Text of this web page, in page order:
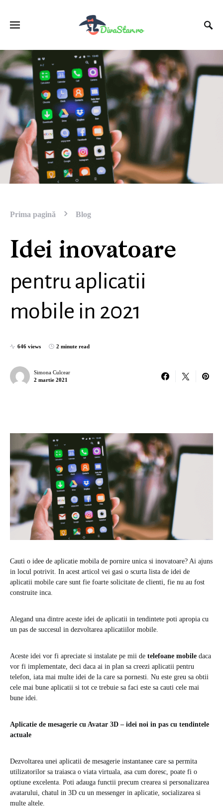
Prima pagină Blog
Idei inovatoare
pentru aplicatii
mobile in 2021
646 views 2 minute read
Simona Culcear
2 martie 2021
Cauti o idee de aplicatie mobila de pornire unica si inovatoare? Ai ajuns
in locul potrivit. In acest articol vei gasi o scurta lista de idei de
aplicatii mobile care sunt fie foarte solicitate de clienti, fie nu au fost
construite inca.
Alegand una dintre aceste idei de aplicatii in tendintete poti apropia cu
un pas de succesul in dezvoltarea aplicatiilor mobile.
Aceste idei vor fi apreciate si instalate pe mii de telefoane mobile daca
vor fi implementate, deci daca ai in plan sa creezi aplicatii pentru
telefon, iata mai multe idei de la care sa pornesti. Nu este greu sa obtii
cele mai bune aplicatii si tot ce trebuie sa faci este sa cauti cele mai
bune idei.
Aplicatie de mesagerie cu Avatar 3D – idei noi in pas cu tendintele
actuale
Dezvoltarea unei aplicatii de mesagerie instantanee care sa permita
utilizatorilor sa traiasca o viata virtuala, asa cum doresc, poate fi o
optiune excelenta. Poti adauga functii precum crearea si personalizarea
avatarului, chatul in 3D cu un messenger in aplicatie, socializarea si
multe altele.